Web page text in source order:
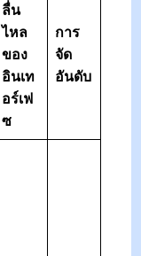
ลื่น
ไหล
ของ
อินเท
อร์เฟ
ซ
การ
จัด
อันดับ